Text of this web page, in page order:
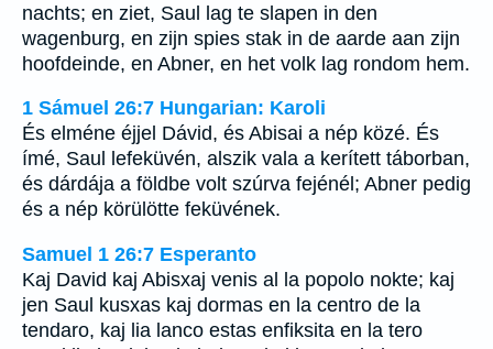
nachts; en ziet, Saul lag te slapen in den
wagenburg, en zijn spies stak in de aarde aan zijn
hoofdeinde, en Abner, en het volk lag rondom hem.
1 Sámuel 26:7 Hungarian: Karoli
És elméne éjjel Dávid, és Abisai a nép közé. És
ímé, Saul lefeküvén, alszik vala a kerített táborban,
és dárdája a földbe volt szúrva fejénél; Abner pedig
és a nép körülötte feküvének.
Samuel 1 26:7 Esperanto
Kaj David kaj Abisxaj venis al la popolo nokte; kaj
jen Saul kusxas kaj dormas en la centro de la
tendaro, kaj lia lanco estas enfiksita en la tero